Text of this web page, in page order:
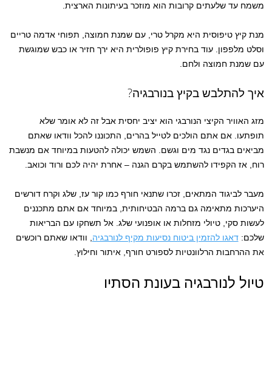
משמח עד שלעתים קרובות הוא מוזכר בעיתונות הארצית.
מנת קיץ טיפוסית היא מקרל טרי, עם שמנת חמוצה, תפוחי אדמה טריים
וסלט מלפפון. עוד בחירת קיץ פופולרית היא ירך חזיר או כבש שמוגשת
עם שמנת חמוצה ולחם.
איך להתלבש בקיץ בנורבגיה?
מזג האוויר הקיצי הנורבגי הוא יציב יחסית אבל זה לא אומר שלא
תופתעו. אם אתם הולכים לטייל בהרים, התכוננו להכל וודאו שאתם
מביאים בגדים נגד מים וגשם. השמש יכולה להטעות במיוחד אם מנשבת
רוח, אז הקפידו להשתמש בקרם הגנה – אחרת יהיה לכם ורוד וכואב.
מעבר לביגוד המתאים, זכרו שתנאי חורף כמו קור עז, שלג וקרח דורשים
היערכות מתאימה גם ברמה הבטיחותית, במיוחד אם אתם מתכננים
לעשות סקי, טיולי מזחלות או אופנועי שלג. אל תשחקו עם הבריאות
שלכם:דאגו להזמין ביטוח נסיעות מקיף לנורבגיה , וודאו שאתם רוכשים
את ההרחבות הרלוונטיות לספורט חורף, איתור וחילוץ.
טיול לנורבגיה בעונת הסתיו